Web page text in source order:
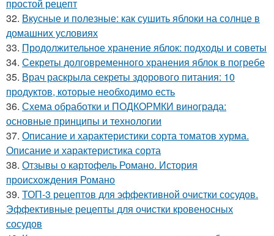
простой рецепт
32. Вкусные и полезные: как сушить яблоки на солнце в
домашних условиях
33. Продолжительное хранение яблок: подходы и советы
34. Секреты долговременного хранения яблок в погребе
35. Врач раскрыла секреты здорового питания: 10
продуктов, которые необходимо есть
36. Схема обработки и ПОДКОРМКИ винограда:
основные принципы и технологии
37. Описание и характеристики сорта томатов хурма.
Описание и характеристика сорта
38. Отзывы о картофель Романо. История
происхождения Романо
39. ТОП-3 рецептов для эффективной очистки сосудов.
Эффективные рецепты для очистки кровеносных
сосудов